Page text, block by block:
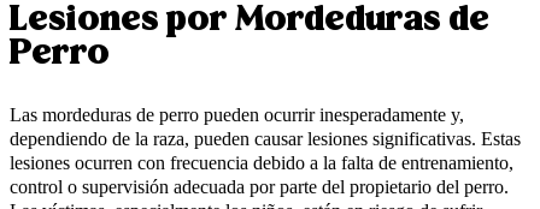
Lesiones por Mordeduras de
Perro
Las mordeduras de perro pueden ocurrir inesperadamente y,
dependiendo de la raza, pueden causar lesiones significativas. Estas
lesiones ocurren con frecuencia debido a la falta de entrenamiento,
control o supervisión adecuada por parte del propietario del perro.